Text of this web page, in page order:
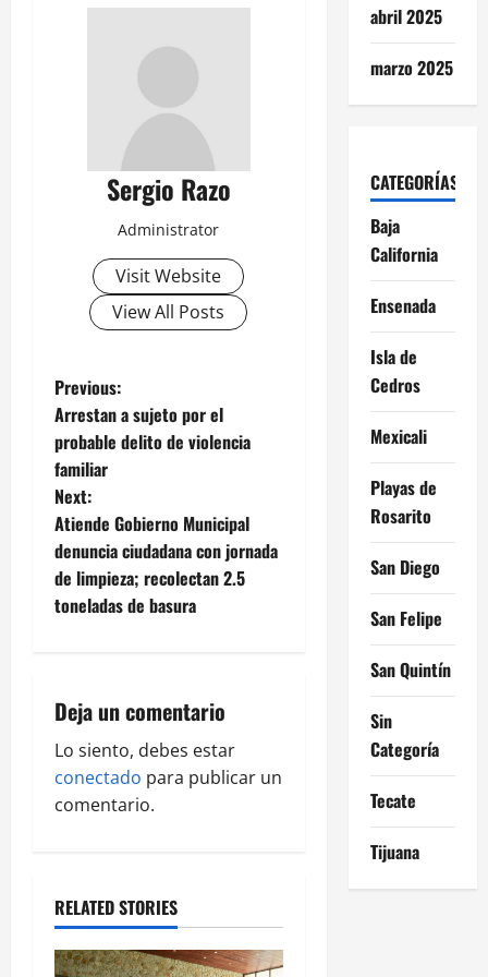
Sergio Razo
Administrator
Visit Website
View All Posts
P
o
s
t
n
a
i
g
a
i
o
Previous:
Arrestan a sujeto por el
probable delito de violencia
familiar
Next:
Atiende Gobierno Municipal
denuncia ciudadana con jornada
de limpieza; recolectan 2.5
toneladas de basura
Deja un comentario
Lo siento, debes estar
conectado para publicar un
comentario.
RELATED STORIES
abril 2025
marzo 2025
CATEGORÍAS
Baja
California
Ensenada
Isla de
Cedros
Mexicali
Playas de
Rosarito
San Diego
San Felipe
San Quintín
Sin
Categoría
Tecate
Tijuana